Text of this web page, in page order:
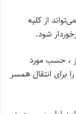
از کلیه
شود.
، حسب مورد
برای انتقال همسر